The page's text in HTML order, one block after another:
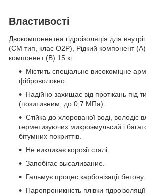
Властивості
Двокомпонентна гідроізоляція для
(CM тип, клас O2P), Рідкий компонент
компонент (В) 15 кг.
Містить спеціальне високоміцне
фіброволокно.
Надійно захищає від протікань під
(позитивним, до 0,7 МПа).
Стійка до хлорованої воді, володіє
герметизуючих микроэмульсий і
бітумних покриттів.
Не викликає корозії сталі.
Запобігає высаливание.
Гальмує процес карбонізації бетону.
Паропроникність плівки